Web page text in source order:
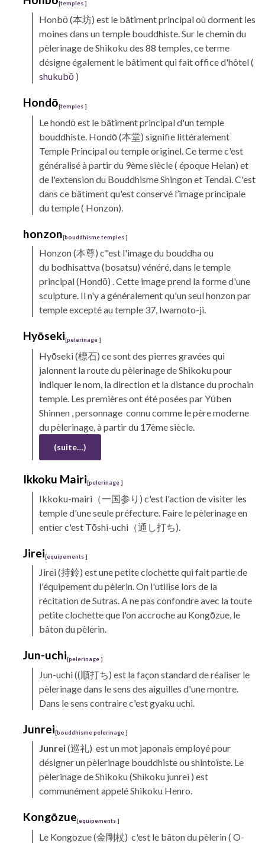
[temples]
Honbō(本坊) est le bâtiment principal où dorment les
moines dans un temple bouddhiste. Sur le chemin du
pèlerinage deShikokudes 88 temples, ce terme
désigne également le bâtiment qui fait office d'hôtel (
shukubō )
Hondō[temples]
Lehondōest le bâtiment principal d'un temple
bouddhiste. Hondō (本堂) signifie littéralement
Temple Principal ou temple originel. Ce terme c'est
généralisé à partir du 9ème siècle ( époque Heian) et
de l'extension du BouddhismeShingonet Tendai. C'est
dans ce bâtiment qu'est conservé l’image principale
du temple ( Honzon).
honzon[bouddhisme temples]
Honzon(本尊) c"est l'image du bouddha ou
du bodhisattva(bosatsu) vénéré, dans le temple
principal(Hondō) . Cette image prend la forme d'une
sculpture. Il n'y a généralement qu'un seul honzon par
temple excepté au temple 37, Iwamoto-ji.
Hyōseki[pelerinage]
Hyōseki(標石) ce sont des pierres gravées qui
jalonnent la route du pèlerinage deShikokupour
indiquer le nom, la direction et la distance du prochain
temple. Les premières ont été posées parYūben
Shinnen , personnage connu comme le père moderne
du pèlerinage, à partir du 17ème siècle.
(suite…)
Ikkoku Mairi [pelerinage]
Ikkoku-mairi（一国参り) c'est l'action de visiter les
temple d'une seule préfecture. Faire le pèlerinage en
entier c'est Tōshi-uchi（通し打ち).
Jirei[equipements]
Jirei(持鈴) est une petite clochette qui fait partie de
l'équipement du pèlerin. On l'utilise lors de la
récitation de Sutras. A ne pas confondre avec la toute
petite clochette que l'on accroche au Kongōzue, le
bâton du pèlerin.
Jun-uchi[pelerinage]
Jun-uchi((順打ち) est la façon standard de réaliser le
pèlerinage dans le sens des aiguilles d'une montre.
Dans le sens contraire c'estgyaku uchi.
Junrei[bouddhisme pelerinage]
Junrei(巡礼) est un mot japonais employé pour
désigner un pèlerinage bouddhiste ou shintoïste. Le
pèlerinage deShikoku(Shikoku junrei ) est
communément appelé Shikoku Henro.
Kongōzue[equipements]
Le Kongozue(金剛杖) c'est le bâton du pèlerin ( O-